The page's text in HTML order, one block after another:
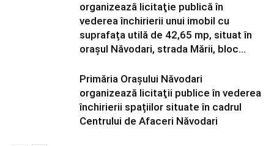
organizează licitaţie publică în
vederea închirierii unui imobil cu
suprafața utilă de 42,65 mp, situat în
orașul Năvodari, strada Mării, bloc...
Primăria Orașului Năvodari
organizează licitaţii publice în vederea
închirierii spațiilor situate în cadrul
Centrului de Afaceri Năvodari